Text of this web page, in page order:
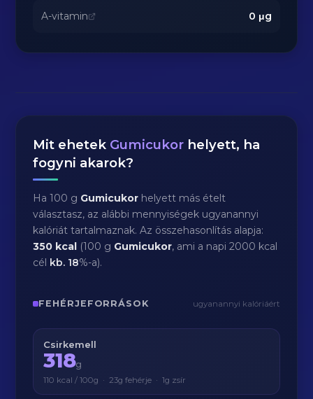
A-vitamin 0 μg
Mit ehetek Gumicukor helyett, ha
fogyni akarok?
Ha 100 g Gumicukor helyett más ételt
választasz, az alábbi mennyiségek ugyanannyi
kalóriát tartalmaznak. Az összehasonlítás alapja:
350 kcal (100 g Gumicukor, ami a napi 2000 kcal
cél kb. 18%-a).
FEHÉRJEFORRÁSOK ugyanannyi kalóriáért
Csirkemell
318g
110 kcal / 100g · 23g fehérje · 1g zsír